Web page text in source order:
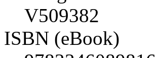
V509382
ISBN (eBook)